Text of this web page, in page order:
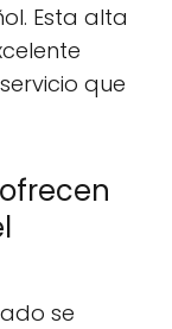
Esta alta
que
se